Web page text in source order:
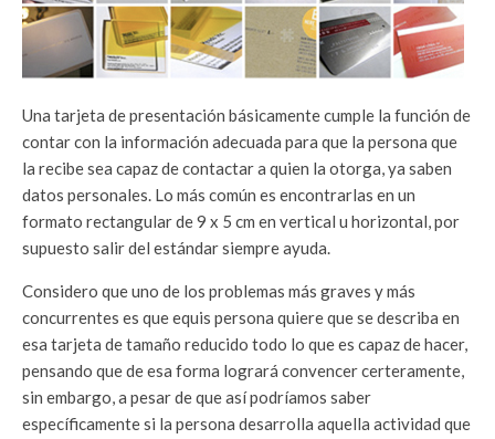
Una tarjeta de presentación básicamente cumple la función de
contar con la información adecuada para que la persona que
la recibe sea capaz de contactar a quien la otorga, ya saben
datos personales. Lo más común es encontrarlas en un
formato rectangular de 9 x 5 cm en vertical u horizontal, por
supuesto salir del estándar siempre ayuda.
Considero que uno de los problemas más graves y más
concurrentes es que equis persona quiere que se describa en
esa tarjeta de tamaño reducido todo lo que es capaz de hacer,
pensando que de esa forma logrará convencer certeramente,
sin embargo, a pesar de que así podríamos saber
específicamente si la persona desarrolla aquella actividad que